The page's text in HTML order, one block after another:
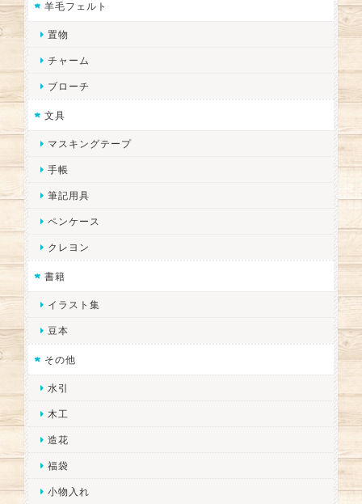
羊毛フェルト
置物
チャーム
ブローチ
文具
マスキングテープ
手帳
筆記用具
ペンケース
クレヨン
書籍
イラスト集
豆本
その他
水引
木工
造花
福袋
小物入れ